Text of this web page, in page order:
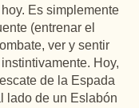
Es simplemente
(entrenar el
ver y sentir
Hoy,
de la Espada
lado de un Eslabón